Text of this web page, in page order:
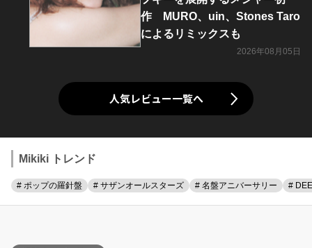
作 MURO、uin、Stones Taro
によるリミックスも
2026年08月05日
人気レビュー一覧へ
Mikiki トレンド
# ポップの羅針盤 # サザンオールスターズ # 名盤アニバーサリー #